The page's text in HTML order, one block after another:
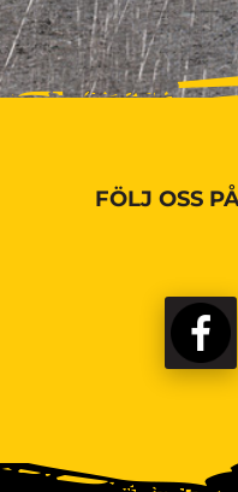
FÖLJ OSS